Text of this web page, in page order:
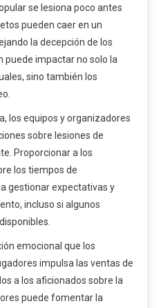
se lesiona poco antes
pueden caer en un
la decepción de los
puede impactar no solo la
sino también los
los equipos y organizadores
sobre lesiones de
Proporcionar a los
los tiempos de
gestionar expectativas y
incluso si algunos
emocional que los
impulsa las ventas de
a los aficionados sobre la
puede fomentar la